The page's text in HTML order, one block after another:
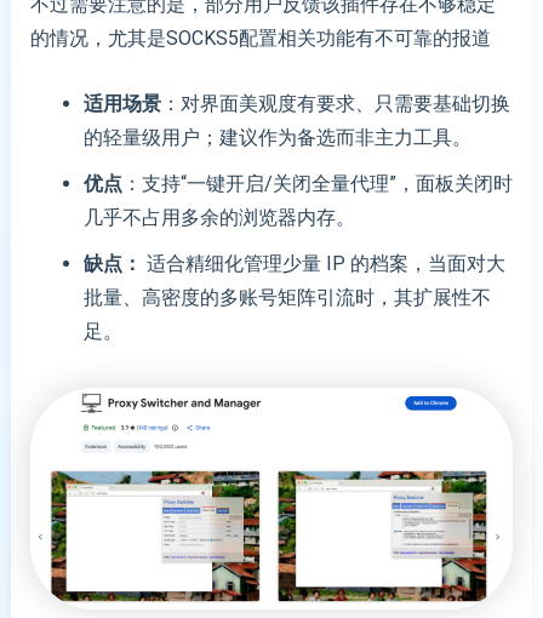
不过需要注意的是，部分用户反馈该插件存在不够稳定
的情况，尤其是SOCKS5配置相关功能有不可靠的报道
适用场景：对界面美观度有要求、只需要基础切换
的轻量级用户；建议作为备选而非主力工具。
优点 ：支持“一键开启/关闭全量代理”，面板关闭时
几乎不占用多余的浏览器内存。
缺点： 适合精细化管理少量 IP 的档案，当面对大
批量、高密度的多账号矩阵引流时，其扩展性不
足。